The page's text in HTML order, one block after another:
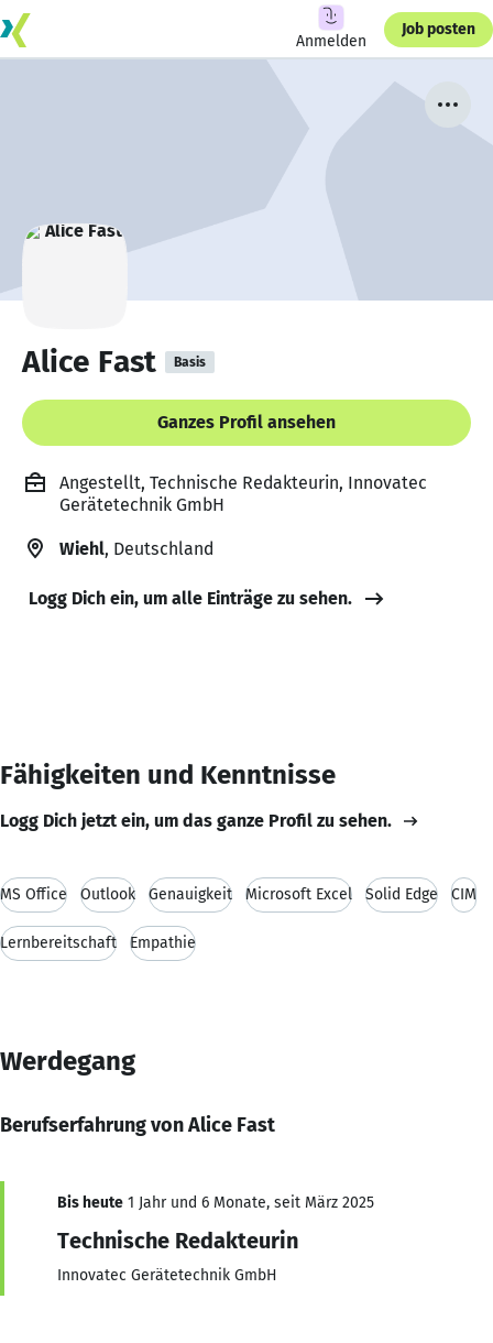
Anmelden
Job posten
Alice Fast Basis
Ganzes Profil ansehen
Angestellt, Technische Redakteurin, Innovatec
Gerätetechnik GmbH
Wiehl, Deutschland
Logg Dich ein, um alle Einträge zu sehen.
Fähigkeiten und Kenntnisse
Logg Dich jetzt ein, um das ganze Profil zu sehen.
MS Office Outlook Genauigkeit Microsoft Excel Solid Edge CIM
Lernbereitschaft Empathie
Werdegang
Berufserfahrung von Alice Fast
Bis heute 1 Jahr und 6 Monate, seit März 2025
Technische Redakteurin
Innovatec Gerätetechnik GmbH